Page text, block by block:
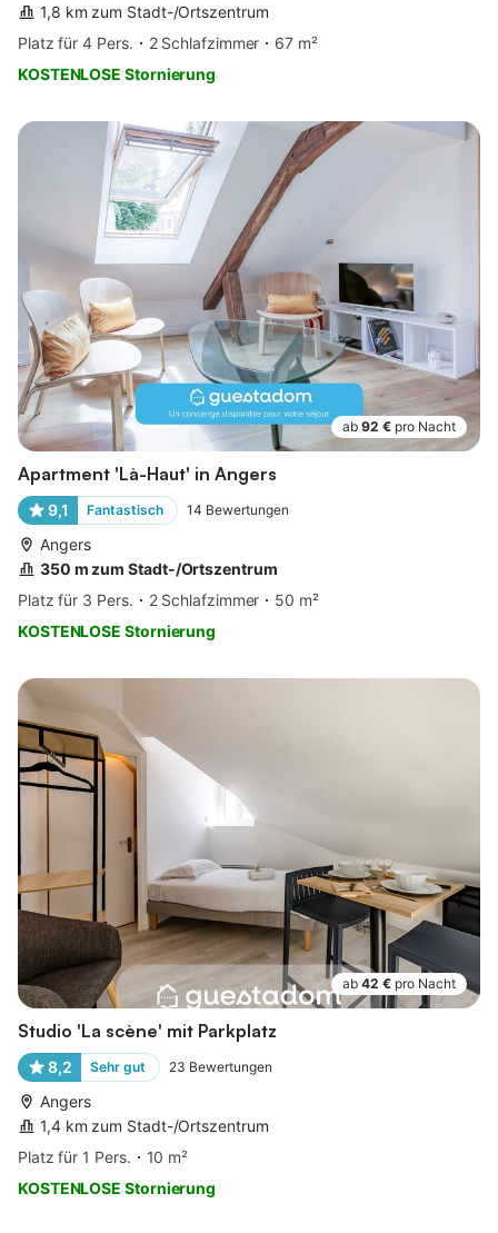
1,8 km zum Stadt-/Ortszentrum
Platz für 4 Pers.
2 Schlafzimmer
67 m²
KOSTENLOSE Stornierung
ab 92 € pro Nacht
Apartment 'Là-Haut' in Angers
9,1 Fantastisch 14 Bewertungen
Angers
350 m zum Stadt-/Ortszentrum
Platz für 3 Pers.
2 Schlafzimmer
50 m²
KOSTENLOSE Stornierung
ab 42 € pro Nacht
Studio 'La scène' mit Parkplatz
8,2 Sehr gut 23 Bewertungen
Angers
1,4 km zum Stadt-/Ortszentrum
Platz für 1 Pers.
10 m²
KOSTENLOSE Stornierung